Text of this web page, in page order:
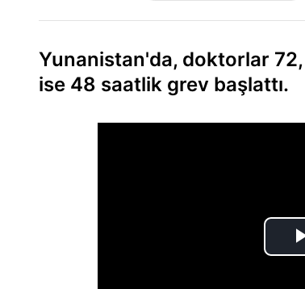
Yunanistan'da, doktorlar 72,
ise 48 saatlik grev başlattı.